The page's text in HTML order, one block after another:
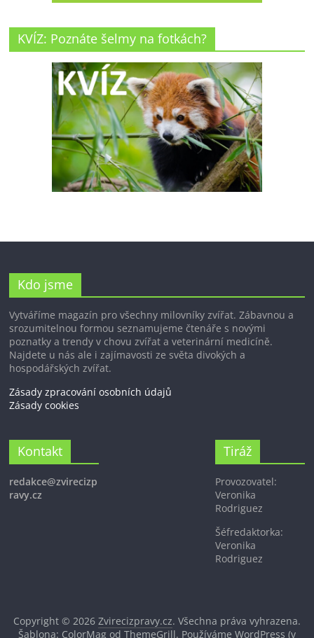
KVÍZ: Poznáte šelmy na fotkách?
Kdo jsme
Vytváříme magazín pro všechny milovníky zvířat. Zábavnou a
srozumitelnou formou seznamujeme čtenáře s novými
poznatky a trendy v chovu zvířat a veterinární medicíně.
Najdete u nás ale i zajímavosti ze světa divokých a
hospodářských zvířat.
Zásady zpracování osobních údajů
Zásady cookies
Kontakt
redakce@zvirecizp
ravy.cz
Tiráž
Provozovatel:
Veronika
Rodriguez
Šéfredaktorka:
Veronika
Rodriguez
Copyright © 2026 Zvirecizpravy.cz. Všechna práva vyhrazena.
Šablona: ColorMag od ThemeGrill. Používáme WordPress (v